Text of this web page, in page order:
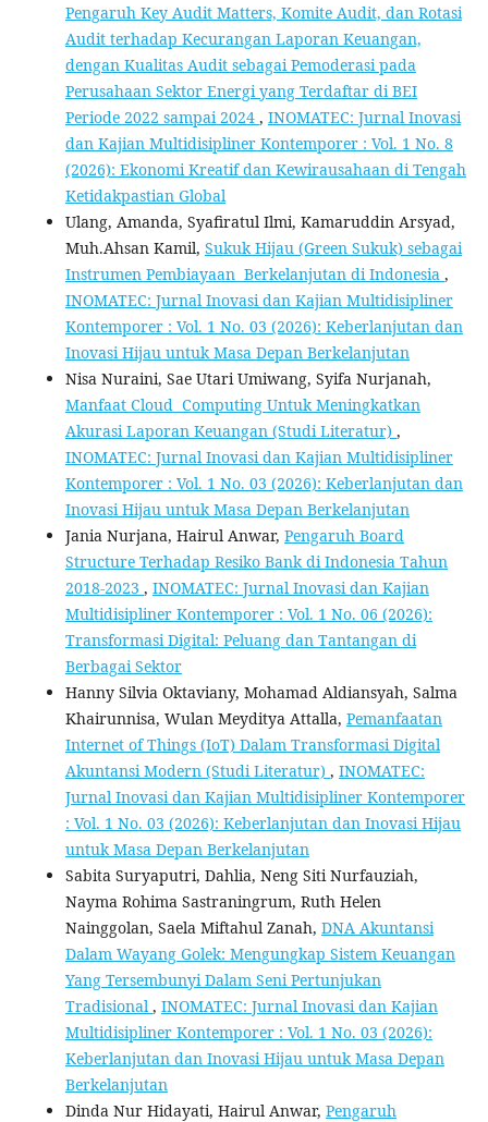
Pengaruh Key Audit Matters, Komite Audit, dan Rotasi
Audit terhadap Kecurangan Laporan Keuangan,
dengan Kualitas Audit sebagai Pemoderasi pada
Perusahaan Sektor Energi yang Terdaftar di BEI
Periode 2022 sampai 2024 , INOMATEC: Jurnal Inovasi
dan Kajian Multidisipliner Kontemporer : Vol. 1 No. 8
(2026): Ekonomi Kreatif dan Kewirausahaan di Tengah
Ketidakpastian Global
Ulang, Amanda, Syafiratul Ilmi, Kamaruddin Arsyad,
Muh.Ahsan Kamil, Sukuk Hijau (Green Sukuk) sebagai
Instrumen Pembiayaan Berkelanjutan di Indonesia ,
INOMATEC: Jurnal Inovasi dan Kajian Multidisipliner
Kontemporer : Vol. 1 No. 03 (2026): Keberlanjutan dan
Inovasi Hijau untuk Masa Depan Berkelanjutan
Nisa Nuraini, Sae Utari Umiwang, Syifa Nurjanah,
Manfaat Cloud Computing Untuk Meningkatkan
Akurasi Laporan Keuangan (Studi Literatur) ,
INOMATEC: Jurnal Inovasi dan Kajian Multidisipliner
Kontemporer : Vol. 1 No. 03 (2026): Keberlanjutan dan
Inovasi Hijau untuk Masa Depan Berkelanjutan
Jania Nurjana, Hairul Anwar, Pengaruh Board
Structure Terhadap Resiko Bank di Indonesia Tahun
2018-2023 , INOMATEC: Jurnal Inovasi dan Kajian
Multidisipliner Kontemporer : Vol. 1 No. 06 (2026):
Transformasi Digital: Peluang dan Tantangan di
Berbagai Sektor
Hanny Silvia Oktaviany, Mohamad Aldiansyah, Salma
Khairunnisa, Wulan Meyditya Attalla, Pemanfaatan
Internet of Things (IoT) Dalam Transformasi Digital
Akuntansi Modern (Studi Literatur) , INOMATEC:
Jurnal Inovasi dan Kajian Multidisipliner Kontemporer
: Vol. 1 No. 03 (2026): Keberlanjutan dan Inovasi Hijau
untuk Masa Depan Berkelanjutan
Sabita Suryaputri, Dahlia, Neng Siti Nurfauziah,
Nayma Rohima Sastraningrum, Ruth Helen
Nainggolan, Saela Miftahul Zanah, DNA Akuntansi
Dalam Wayang Golek: Mengungkap Sistem Keuangan
Yang Tersembunyi Dalam Seni Pertunjukan
Tradisional, INOMATEC: Jurnal Inovasi dan Kajian
Multidisipliner Kontemporer : Vol. 1 No. 03 (2026):
Keberlanjutan dan Inovasi Hijau untuk Masa Depan
Berkelanjutan
Dinda Nur Hidayati, Hairul Anwar, Pengaruh